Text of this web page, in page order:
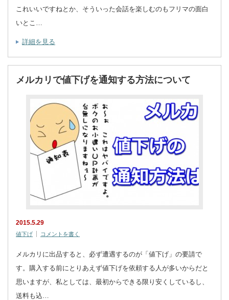
これいいですねとか、そういった会話を楽しむのもフリマの面白
いとこ…
詳細を見る
メルカリで値下げを通知する方法について
2015.5.29
値下げ コメントを書く
メルカリに出品すると、必ず遭遇するのが「値下げ」の要請で
す。購入する前にとりあえず値下げを依頼する人が多いからだと
思いますが、私としては、最初からできる限り安くしているし、
送料も込…